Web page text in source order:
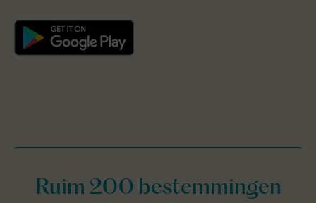
Ruim 200 bestemmingen